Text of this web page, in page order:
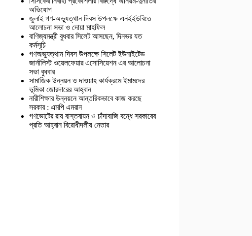
অভিযোগ
জুলাই গণ-অভ্যুত্থান দিবস উপলক্ষে এনইইউবিতে
আলোচনা সভা ও দোয়া মাহফিল
বাণিজ্যমন্ত্রী বুধবার সিলেট আসছেন, দিনভর যত
কর্মসূচি
গণঅভ্যুত্থান দিবস উপলক্ষে সিলেট ইউনাইটেড
জার্নালিস্ট ওয়েলফেয়ার এসোসিয়েশন এর আলোচনা
সভা বুধবার
সামাজিক উন্নয়ন ও দাওয়াহ কার্যক্রমে ইমামদের
ভূমিকা জোরদারের আহ্বান
নারীশিক্ষার উন্নয়নে আন্তরিকভাবে কাজ করছে
সরকার : এমপি এমরান
গণভোটের রায় বাস্তবায়ন ও চাঁদাবাজি বন্ধে সরকারের
প্রতি আহ্বান বিরোধীদলীয় নেতার